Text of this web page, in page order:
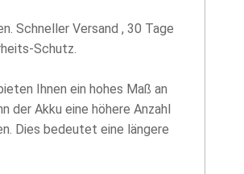
Schneller Versand , 30 Tage
Schutz.
Ihnen ein hohes Maß an
der Akku eine höhere Anzahl
Dies bedeutet eine längere